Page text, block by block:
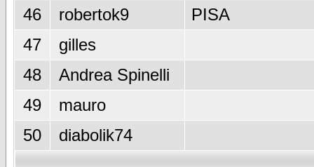
46
robertok9
PISA
47
gilles
48
Andrea Spinelli
49
mauro
50
diabolik74